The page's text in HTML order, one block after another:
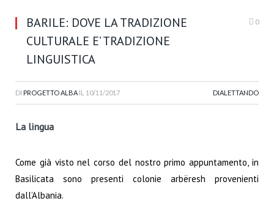
BARILE: DOVE LA TRADIZIONE
CULTURALE E’ TRADIZIONE
LINGUISTICA
0
DI PROGETTO ALBA IL 10/11/2017 DIALETTANDO
La lingua
Come già visto nel corso del nostro primo appuntamento, in
Basilicata sono presenti colonie arbëresh provenienti
dall’Albania.